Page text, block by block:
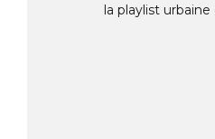
la playlist